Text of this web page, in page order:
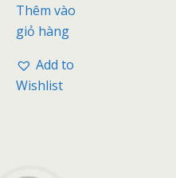
p
h
n
5
a
Thêm vào
giỏ hàng
Add to
Wishlist